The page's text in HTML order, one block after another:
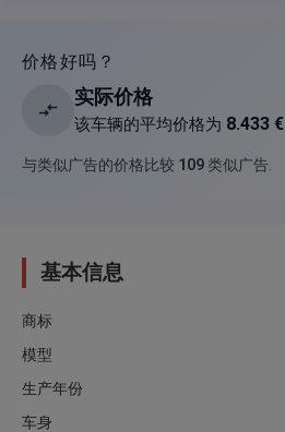
价格好吗？
实际价格
该车辆的平均价格为 8.433 €
与类似广告的价格比较 109 类似广告
基本信息
商标
模型
生产年份
车身